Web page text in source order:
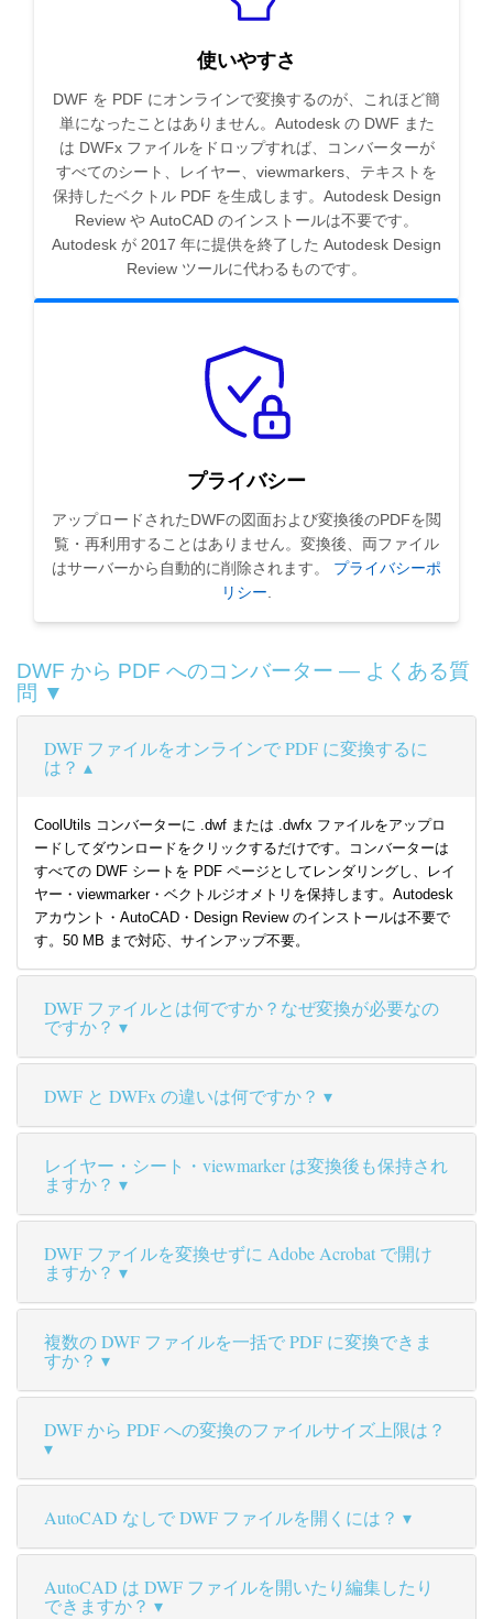
使いやすさ
DWF を PDF にオンラインで変換するのが、これほど簡
単になったことはありません。Autodesk の DWF また
は DWFx ファイルをドロップすれば、コンバーターが
すべてのシート、レイヤー、viewmarkers、テキストを
保持したベクトル PDF を生成します。Autodesk Design
Review や AutoCAD のインストールは不要です。
Autodesk が 2017 年に提供を終了した Autodesk Design
Review ツールに代わるものです。
プライバシー
アップロードされたDWFの図面および変換後のPDFを閲
覧・再利用することはありません。変換後、両ファイル
はサーバーから自動的に削除されます。 プライバシーポ
リシー
DWF から PDF へのコンバーター — よくある質
問 ▼
DWF ファイルをオンラインで PDF に変換するに
は？
CoolUtils コンバーターに .dwf または .dwfx ファイルをアップロ
ードしてダウンロードをクリックするだけです。コンバーターは
すべての DWF シートを PDF ページとしてレンダリングし、レイ
ヤー・viewmarker・ベクトルジオメトリを保持します。Autodesk
アカウント・AutoCAD・Design Review のインストールは不要で
す。50 MB まで対応、サインアップ不要。
DWF ファイルとは何ですか？なぜ変換が必要なの
ですか？
DWF と DWFx の違いは何ですか？
レイヤー・シート・viewmarker は変換後も保持され
ますか？
DWF ファイルを変換せずに Adobe Acrobat で開け
ますか？
複数の DWF ファイルを一括で PDF に変換できま
すか？
DWF から PDF への変換のファイルサイズ上限は？
AutoCAD なしで DWF ファイルを開くには？
AutoCAD は DWF ファイルを開いたり編集したり
できますか？